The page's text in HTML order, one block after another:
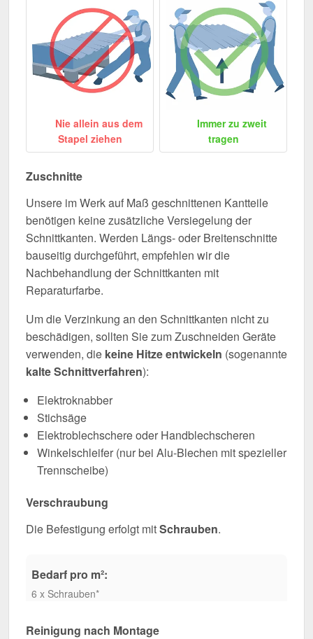
Nie allein aus dem
Stapel ziehen
Immer zu zweit
tragen
Zuschnitte
Unsere im Werk auf Maß geschnittenen Kantteile
benötigen keine zusätzliche Versiegelung der
Schnittkanten. Werden Längs- oder Breitenschnitte
bauseitig durchgeführt, empfehlen wir die
Nachbehandlung der Schnittkanten mit
Reparaturfarbe.
Um die Verzinkung an den Schnittkanten nicht zu
beschädigen, sollten Sie zum Zuschneiden Geräte
verwenden, die keine Hitze entwickeln (sogenannte
kalte Schnittverfahren):
Elektroknabber
Stichsäge
Elektroblechschere oder Handblechscheren
Winkelschleifer (nur bei Alu-Blechen mit spezieller
Trennscheibe)
Verschraubung
Die Befestigung erfolgt mitSchrauben.
Bedarf pro m²:
6 x Schrauben*
Reinigung nach Montage